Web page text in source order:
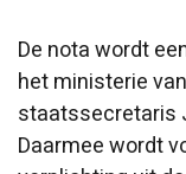
De nota wordt
het ministerie
staatssecretaris
Daarmee wordt